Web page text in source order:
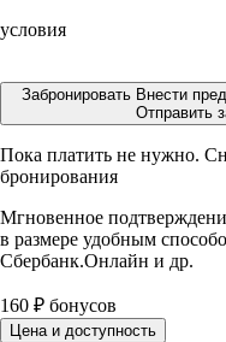
условия
Забронировать Внести
Отправить
Пока платить не нужно.
бронирования
Мгновенное
в размере удобным
Сбербанк.Онлайн и др.
160 ₽ бонусов
Цена и доступность